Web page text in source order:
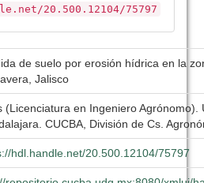
20.500.12104/75797
de suelo por erosión hídrica en la
Jalisco
(Licenciatura en Ingeniero Agrónomo).
CUCBA, División de Cs.
hdl.handle.net/20.500.12104/75797